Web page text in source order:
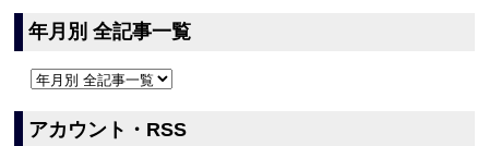
年月別 全記事一覧
アカウント・RSS